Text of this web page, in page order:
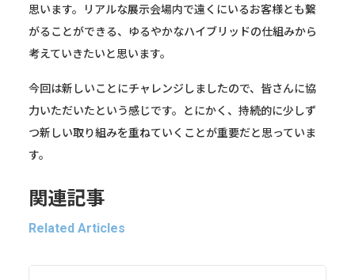
思います。リアルな展示会場内で遠くにいるお客様とも繋
がることができる、ゆるやかなハイブリッドの仕組みから
考えていきたいと思います。
今回は新しいことにチャレンジしましたので、皆さんに協
力いただいたという感じです。とにかく、持続的に少しず
つ新しい取り組みを重ねていくことが重要だと思っていま
す。
関連記事
Related Articles